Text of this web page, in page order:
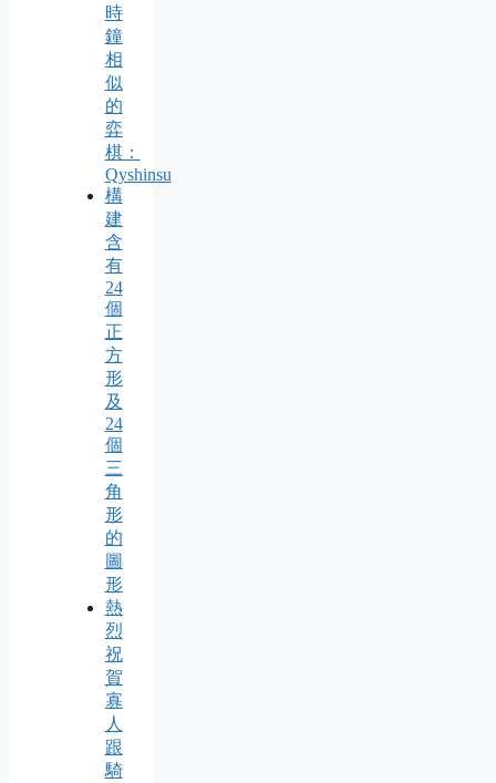
時
鐘
相
似
的
弈
棋：
Qyshinsu
構
建
含
有
24
個
正
方
形
及
24
個
三
角
形
的
圖
形
熱
烈
祝
賀
寡
人
跟
騎